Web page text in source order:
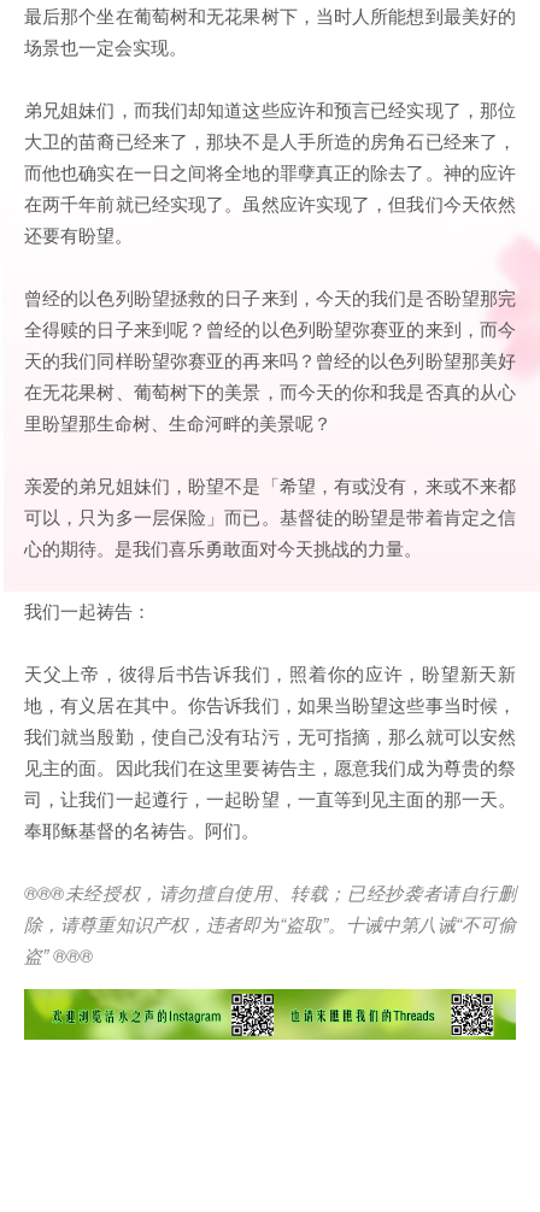
最后那个坐在葡萄树和无花果树下，当时人所能想到最美好的
场景也一定会实现。
弟兄姐妹们，而我们却知道这些应许和预言已经实现了，那位
大卫的苗裔已经来了，那块不是人手所造的房角石已经来了，
而他也确实在一日之间将全地的罪孽真正的除去了。神的应许
在两千年前就已经实现了。虽然应许实现了，但我们今天依然
还要有盼望。
曾经的以色列盼望拯救的日子来到，今天的我们是否盼望那完
全得赎的日子来到呢？曾经的以色列盼望弥赛亚的来到，而今
天的我们同样盼望弥赛亚的再来吗？曾经的以色列盼望那美好
在无花果树、葡萄树下的美景，而今天的你和我是否真的从心
里盼望那生命树、生命河畔的美景呢？
亲爱的弟兄姐妹们，盼望不是「希望，有或没有，来或不来都
可以，只为多一层保险」而已。基督徒的盼望是带着肯定之信
心的期待。是我们喜乐勇敢面对今天挑战的力量。
我们一起祷告：
天父上帝，彼得后书告诉我们，照着你的应许，盼望新天新
地，有义居在其中。你告诉我们，如果当盼望这些事当时候，
我们就当殷勤，使自己没有玷污，无可指摘，那么就可以安然
见主的面。因此我们在这里要祷告主，愿意我们成为尊贵的祭
司，让我们一起遵行，一起盼望，一直等到见主面的那一天。
奉耶稣基督的名祷告。阿们。
®®®未经授权，请勿擅自使用、转载；已经抄袭者请自行删
除，请尊重知识产权，违者即为“盗取”。十诫中第八诫“不可偷
盗” ®®®